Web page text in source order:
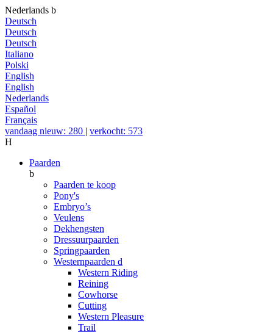
Nederlands b
Deutsch
Deutsch
Deutsch
Italiano
Polski
English
English
Nederlands
Español
Français
vandaag nieuw: 280 | verkocht: 573
H
Paarden
b
Paarden te koop
Pony's
Embryo’s
Veulens
Dekhengsten
Dressuurpaarden
Springpaarden
Westernpaarden d
Western Riding
Reining
Cowhorse
Cutting
Western Pleasure
Trail